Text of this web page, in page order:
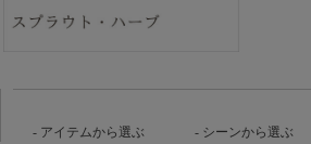
アイテムから選ぶ シーンから選ぶ